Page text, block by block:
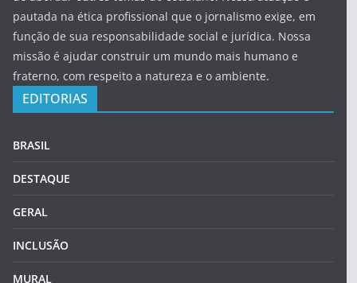
pautada na ética profissional que o jornalismo exige, em
função de sua responsabilidade social e jurídica. Nossa
missão é ajudar construir um mundo mais humano e
fraterno, com respeito a natureza e o ambiente.
EDITORIAS
BRASIL
DESTAQUE
GERAL
INCLUSÃO
MURAL